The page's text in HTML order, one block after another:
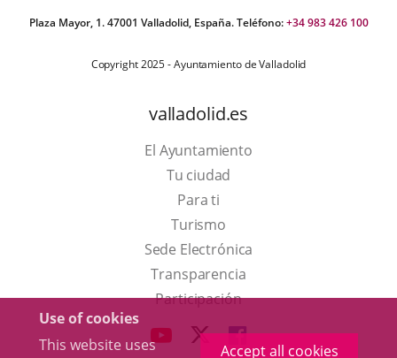
Use of cookies
This website uses
Accept all cookies
Plaza Mayor, 1. 47001 Valladolid, España. Teléfono:+34 983 426 100
Copyright 2025 - Ayuntamiento de Valladolid
valladolid.es
El Ayuntamiento
Tu ciudad
Para ti
TurismoThis
link
will
open
in
a
Sede Electrónica
external
Transparencia
Participación
LINK LINKLINK